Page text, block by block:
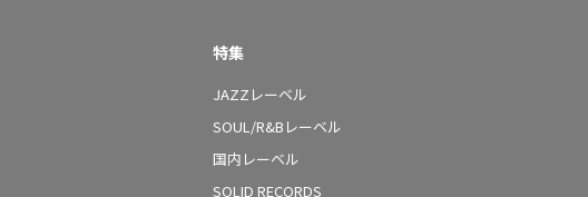
特集
JAZZレーベル
SOUL/R&Bレーベル
国内レーベル
SOLID RECORDS